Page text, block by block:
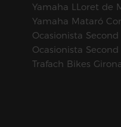
Yamaha LLoret de
Yamaha Mataró
Ocasionista
Ocasionista
Trafach Bikes Girona